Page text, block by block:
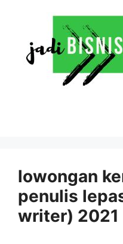
lowongan
penulis
writer) 2021